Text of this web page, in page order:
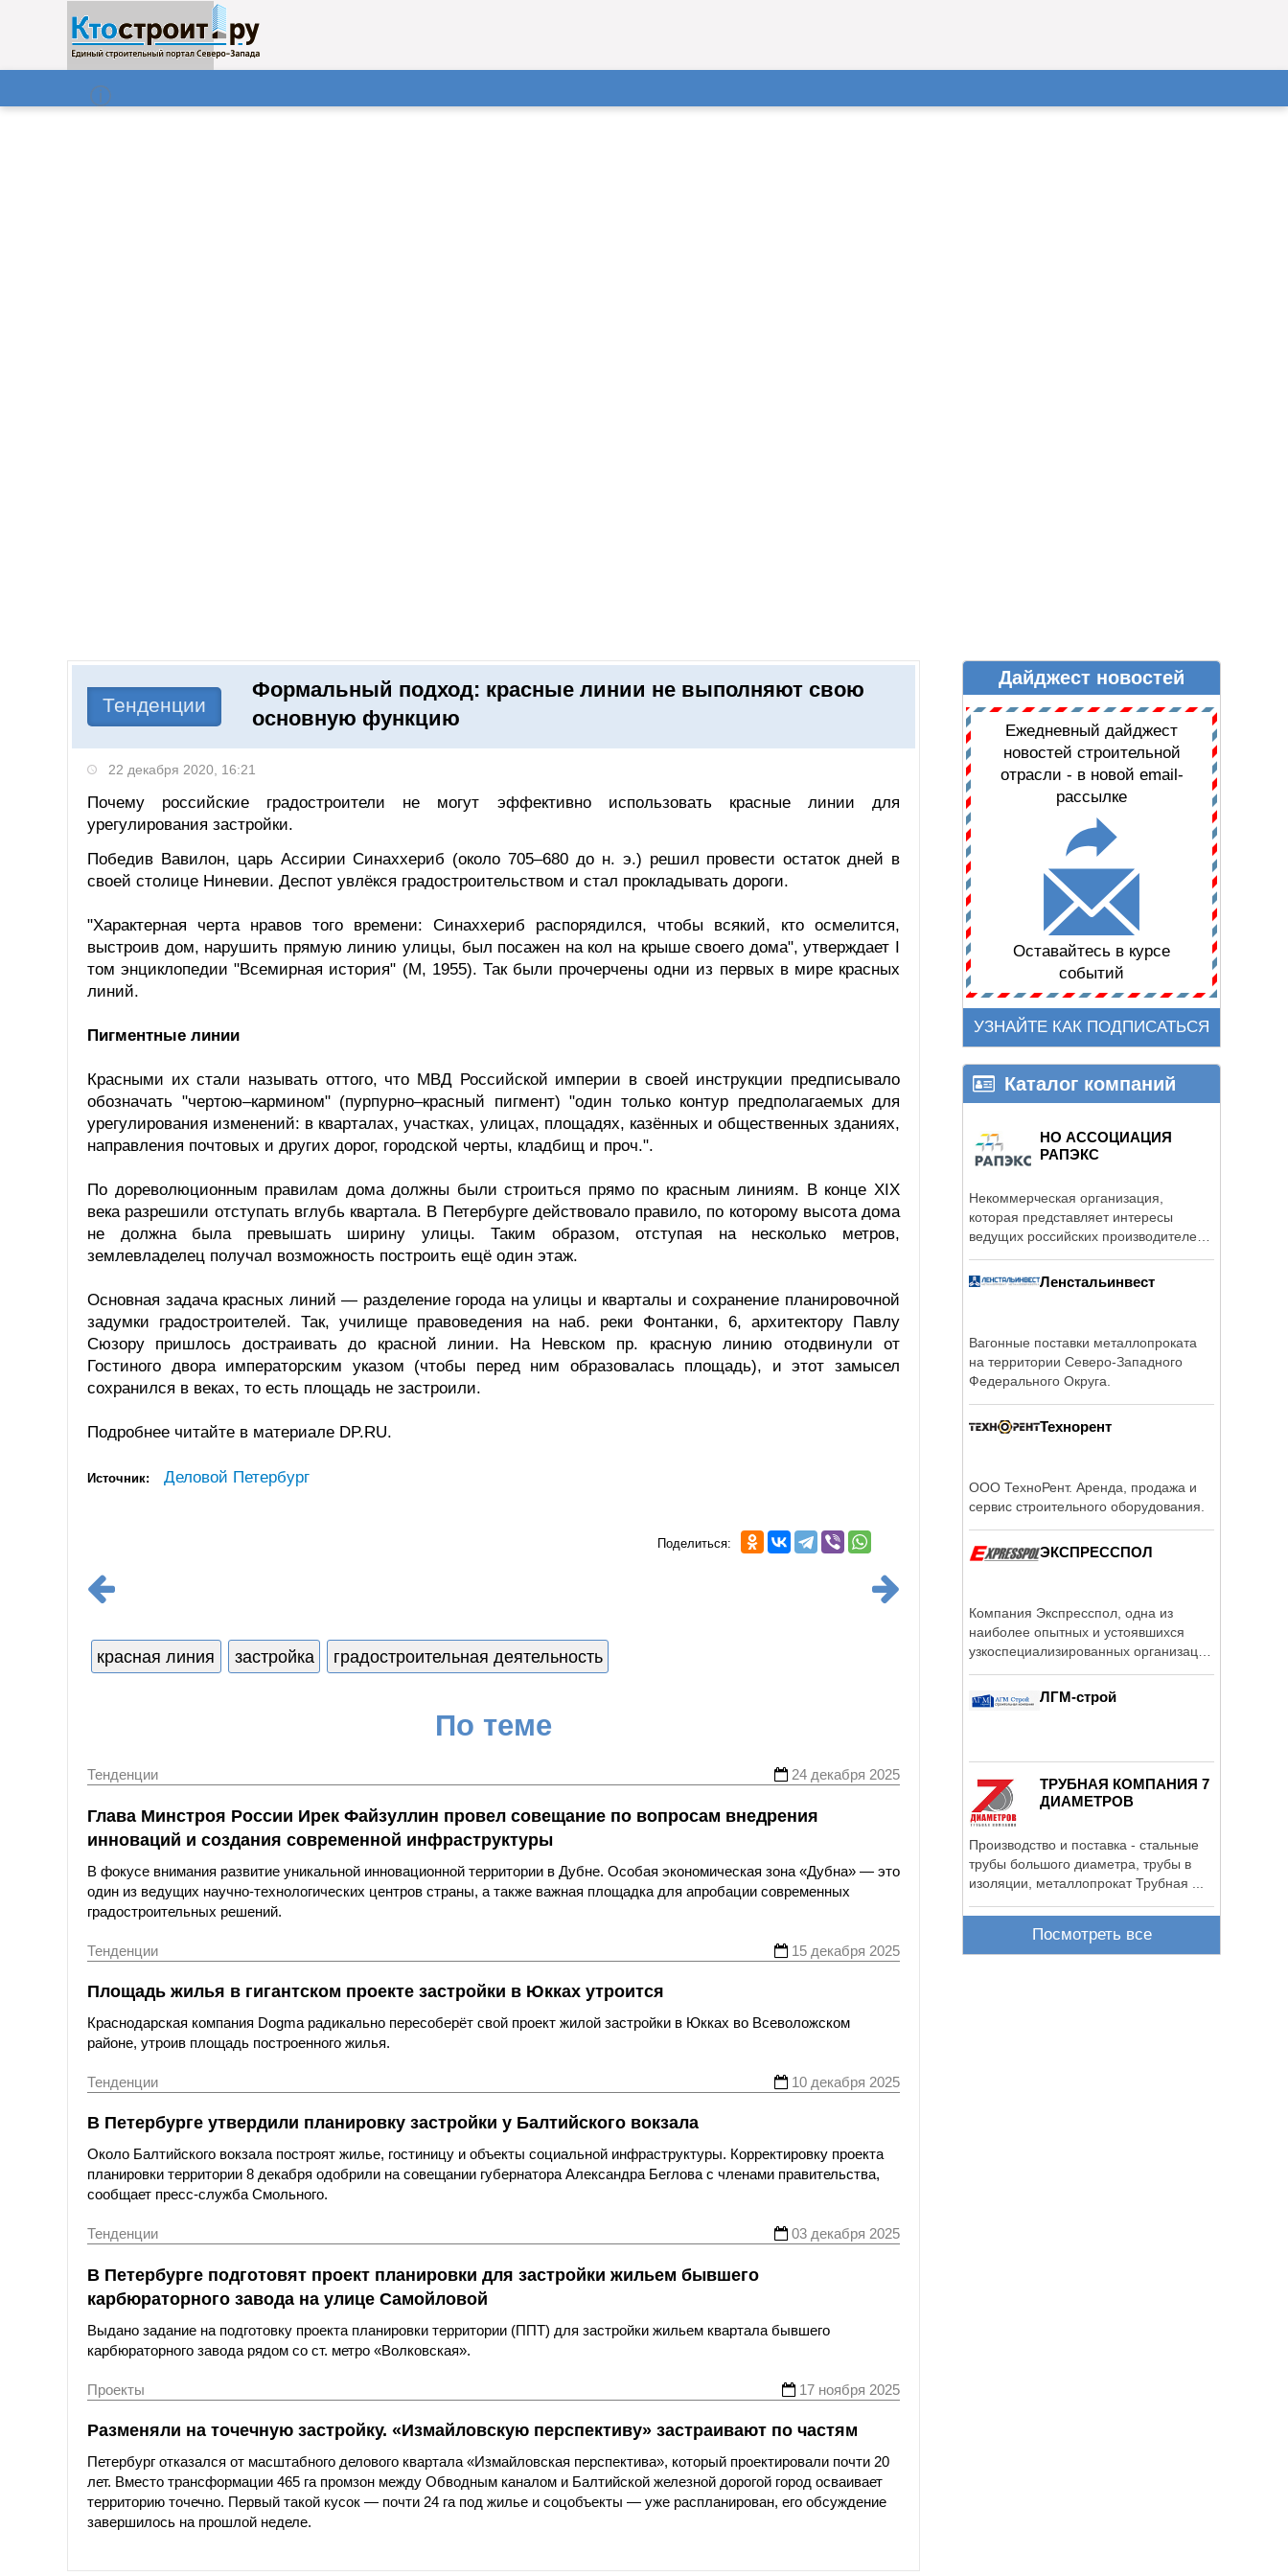
ДАЙДЖЕСТ НОВОСТЕЙ
Тенденции
Формальный подход: красные линии не выполняют свою
основную функцию
22 декабря 2020, 16:21
Почему российские градостроители не могут эффективно использовать красные линии для
урегулирования застройки.
Победив Вавилон, царь Ассирии Синаххериб (около 705–680 до н. э.) решил провести остаток дней в
своей столице Ниневии. Деспот увлёкся градостроительством и стал прокладывать дороги.
"Характерная черта нравов того времени: Синаххериб распорядился, чтобы всякий, кто осмелится,
выстроив дом, нарушить прямую линию улицы, был посажен на кол на крыше своего дома", утверждает I
том энциклопедии "Всемирная история" (М, 1955). Так были прочерчены одни из первых в мире красных
линий.
Пигментные линии
Красными их стали называть оттого, что МВД Российской империи в своей инструкции предписывало
обозначать "чертою–кармином" (пурпурно–красный пигмент) "один только контур предполагаемых для
урегулирования изменений: в кварталах, участках, улицах, площадях, казённых и общественных зданиях,
направления почтовых и других дорог, городской черты, кладбищ и проч.".
По дореволюционным правилам дома должны были строиться прямо по красным линиям. В конце XIX
века разрешили отступать вглубь квартала. В Петербурге действовало правило, по которому высота дома
не должна была превышать ширину улицы. Таким образом, отступая на несколько метров,
землевладелец получал возможность построить ещё один этаж.
Основная задача красных линий — разделение города на улицы и кварталы и сохранение планировочной
задумки градостроителей. Так, училище правоведения на наб. реки Фонтанки, 6, архитектору Павлу
Сюзору пришлось достраивать до красной линии. На Невском пр. красную линию отодвинули от
Гостиного двора императорским указом (чтобы перед ним образовалась площадь), и этот замысел
сохранился в веках, то есть площадь не застроили.
Подробнее читайте в материале DP.RU.
Источник: Деловой Петербург
Поделиться:
красная линия застройка градостроительная деятельность
По теме
Тенденции 24 декабря 2025
Глава Минстроя России Ирек Файзуллин провел совещание по вопросам внедрения
инноваций и создания современной инфраструктуры
В фокусе внимания развитие уникальной инновационной территории в Дубне. Особая экономическая зона «Дубна» — это
один из ведущих научно-технологических центров страны, а также важная площадка для апробации современных
градостроительных решений.
Тенденции 15 декабря 2025
Площадь жилья в гигантском проекте застройки в Юкках утроится
Краснодарская компания Dogma радикально пересоберёт свой проект жилой застройки в Юкках во Всеволожском
районе, утроив площадь построенного жилья.
Тенденции 10 декабря 2025
В Петербурге утвердили планировку застройки у Балтийского вокзала
Около Балтийского вокзала построят жилье, гостиницу и объекты социальной инфраструктуры. Корректировку проекта
планировки территории 8 декабря одобрили на совещании губернатора Александра Беглова с членами правительства,
сообщает пресс-служба Смольного.
Тенденции 03 декабря 2025
В Петербурге подготовят проект планировки для застройки жильем бывшего
карбюраторного завода на улице Самойловой
Выдано задание на подготовку проекта планировки территории (ППТ) для застройки жильем квартала бывшего
карбюраторного завода рядом со ст. метро «Волковская».
Проекты 17 ноября 2025
Разменяли на точечную застройку. «Измайловскую перспективу» застраивают по частям
Петербург отказался от масштабного делового квартала «Измайловская перспектива», который проектировали почти 20
лет. Вместо трансформации 465 га промзон между Обводным каналом и Балтийской железной дорогой город осваивает
территорию точечно. Первый такой кусок — почти 24 га под жилье и соцобъекты — уже распланирован, его обсуждение
завершилось на прошлой неделе.
Дайджест новостей
Ежедневный дайджест
новостей строительной
отрасли - в новой email-
рассылке
Оставайтесь в курсе
событий
УЗНАЙТЕ КАК ПОДПИСАТЬСЯ
Каталог компаний
НО АССОЦИАЦИЯ
РАПЭКС
Некоммерческая организация,
которая представляет интересы
ведущих российских производителей
Ленстальинвест
Вагонные поставки металлопроката
на территории Северо-Западного
Федерального Округа.
Технорент
ООО ТехноРент. Аренда, продажа и
сервис строительного оборудования.
ЭКСПРЕССПОЛ
Компания Экспресспол, одна из
наиболее опытных и устоявшихся
узкоспециализированных организаций
ЛГМ-строй
ТРУБНАЯ КОМПАНИЯ 7
ДИАМЕТРОВ
Производство и поставка - стальные
трубы большого диаметра, трубы в
изоляции, металлопрокат Трубная ...
Посмотреть все